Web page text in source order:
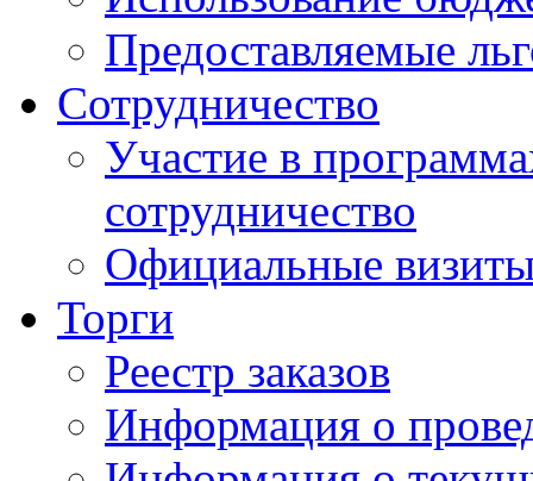
Предоставляемые
Сотрудничество
Участие в
сотрудничество
Официальные
Торги
Реестр заказов
Информация о